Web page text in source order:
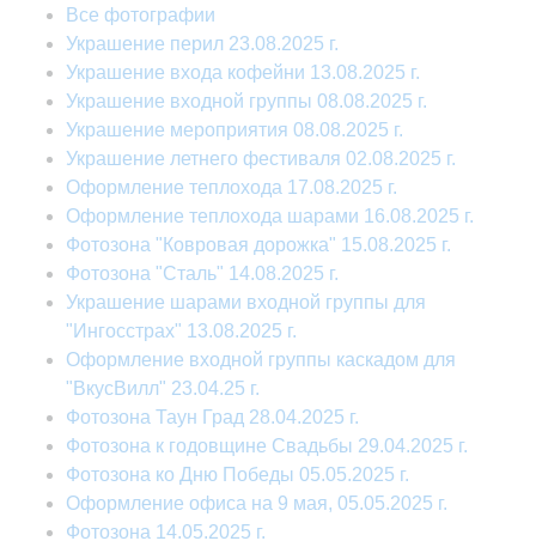
Все фотографии
Украшение перил 23.08.2025 г.
Украшение входа кофейни 13.08.2025 г.
Украшение входной группы 08.08.2025 г.
Украшение мероприятия 08.08.2025 г.
Украшение летнего фестиваля 02.08.2025 г.
Оформление теплохода 17.08.2025 г.
Оформление теплохода шарами 16.08.2025 г.
Фотозона "Ковровая дорожка" 15.08.2025 г.
Фотозона "Сталь" 14.08.2025 г.
Украшение шарами входной группы для
"Ингосстрах" 13.08.2025 г.
Оформление входной группы каскадом для
"ВкусВилл" 23.04.25 г.
Фотозона Таун Град 28.04.2025 г.
Фотозона к годовщине Свадьбы 29.04.2025 г.
Фотозона ко Дню Победы 05.05.2025 г.
Оформление офиса на 9 мая, 05.05.2025 г.
Фотозона 14.05.2025 г.